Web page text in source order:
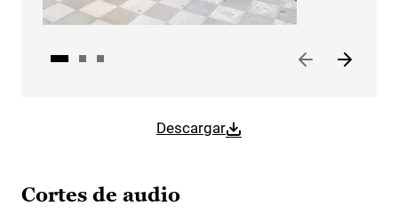
Descargar
Cortes de audio